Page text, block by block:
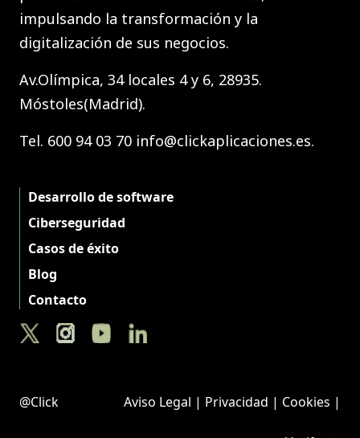
impulsando la transformación y la
digitalización de sus negocios.
Av.Olímpica, 34 locales 4 y 6, 28935.
Móstoles(Madrid).
Tel. 600 94 03 70 info@clickaplicaciones.es.
Desarrollo de software
Ciberseguridad
Casos de éxito
Blog
Contacto
@Click Aviso Legal | Privacidad | Cookies |